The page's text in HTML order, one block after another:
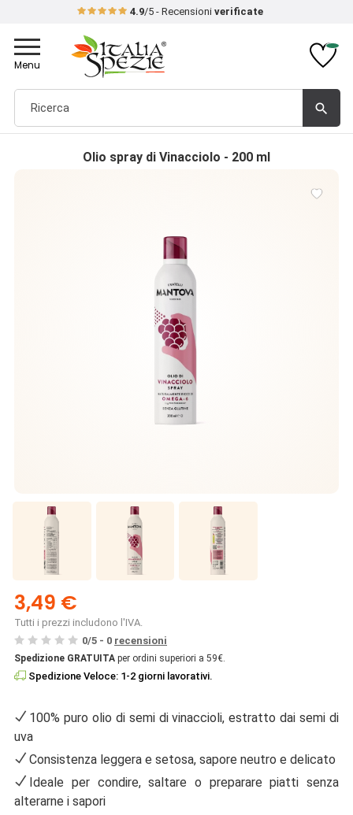
4.9/5 - Recensioni verificate
search
Toggle
navigation
Menu
Olio spray di Vinacciolo - 200 ml

3,49 €
Tutti i prezzi includono l'IVA.
0/5 - 0 recensioni
Spedizione GRATUITA per ordini superiori a 59€.
Spedizione Veloce: 1-2 giorni lavorativi.
100% puro olio di semi di vinaccioli, estratto dai semi di
uva
Consistenza leggera e setosa, sapore neutro e delicato
Ideale per condire, saltare o preparare piatti senza
alterarne i sapori